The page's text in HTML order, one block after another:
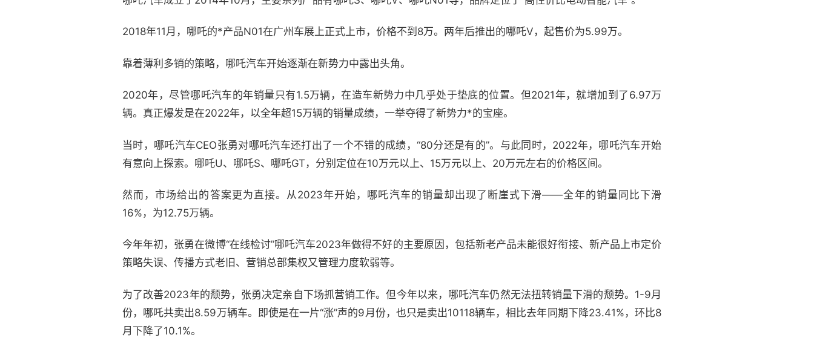
2018年11月，哪吒的*产品N01在广州车展上正式上市，价格不到8万。两年后推出的哪吒V，起售价为5.99万。
靠着薄利多销的策略，哪吒汽车开始逐渐在新势力中露出头角。
2020年，尽管哪吒汽车的年销量只有1.5万辆，在造车新势力中几乎处于垫底的位置。但2021年，就增加到了6.97万
辆。真正爆发是在2022年，以全年超15万辆的销量成绩，一举夺得了新势力*的宝座。
当时，哪吒汽车CEO张勇对哪吒汽车还打出了一个不错的成绩，“80分还是有的”。与此同时，2022年，哪吒汽车开始
有意向上探索。哪吒U、哪吒S、哪吒GT，分别定位在10万元以上、15万元以上、20万元左右的价格区间。
然而，市场给出的答案更为直接。从2023年开始，哪吒汽车的销量却出现了断崖式下滑——全年的销量同比下滑
16%，为12.75万辆。
今年年初，张勇在微博“在线检讨”哪吒汽车2023年做得不好的主要原因，包括新老产品未能很好衔接、新产品上市定价
策略失误、传播方式老旧、营销总部集权又管理力度软弱等。
为了改善2023年的颓势，张勇决定亲自下场抓营销工作。但今年以来，哪吒汽车仍然无法扭转销量下滑的颓势。1-9月
份，哪吒共卖出8.59万辆车。即使是在一片“涨”声的9月份，也只是卖出10118辆车，相比去年同期下降23.41%，环比8
月下降了10.1%。